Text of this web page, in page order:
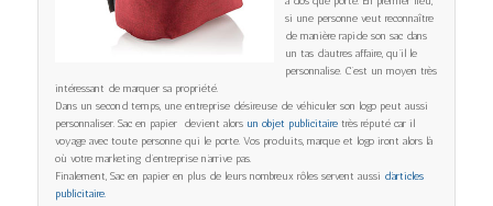
si une personne veut reconnaître
de manière rapide son sac dans
un tas d’autres affaire, qu’il le
personnalise. C’est un moyen très
intéressant de marquer sa propriété.
Dans un second temps, une entreprise désireuse de véhiculer son logo peut aussi
personnaliser. Sac en papier devient alors un objet publicitairetrès réputé car il
voyage avec toute personne qui le porte. Vos produits, marque et logo iront alors là
où votre marketing d’entreprise n’arrive pas.
Finalement, Sac en papier en plus de leurs nombreux rôles servent aussi d’articles
publicitaire.